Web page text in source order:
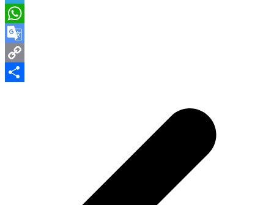
Telegram
WhatsApp
Google
Translate
Copy